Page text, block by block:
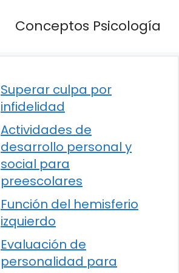
Conceptos Psicología
Superar culpa por
infidelidad
Actividades de
desarrollo personal y
social para
preescolares
Función del hemisferio
izquierdo
Evaluación de
personalidad para